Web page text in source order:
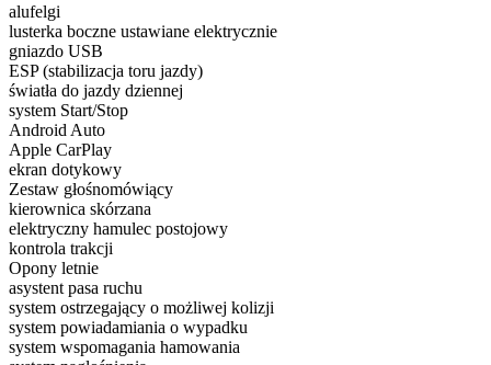
alufelgi
lusterka boczne ustawiane elektrycznie
gniazdo USB
ESP (stabilizacja toru jazdy)
światła do jazdy dziennej
system Start/Stop
Android Auto
Apple CarPlay
ekran dotykowy
Zestaw głośnomówiący
kierownica skórzana
elektryczny hamulec postojowy
kontrola trakcji
Opony letnie
asystent pasa ruchu
system ostrzegający o możliwej kolizji
system powiadamiania o wypadku
system wspomagania hamowania